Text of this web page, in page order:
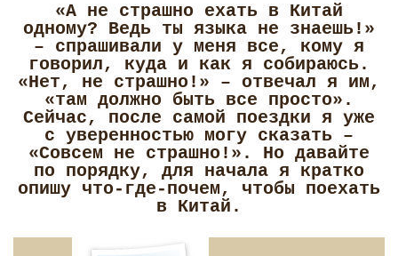
«А не страшно ехать в Китай
одному? Ведь ты языка не знаешь!»
– спрашивали у меня все, кому я
говорил, куда и как я собираюсь.
«Нет, не страшно!» – отвечал я им,
«там должно быть все просто».
Сейчас, после самой поездки я уже
с уверенностью могу сказать –
«Совсем не страшно!». Но давайте
по порядку, для начала я кратко
опишу что-где-почем, чтобы поехать
в Китай.